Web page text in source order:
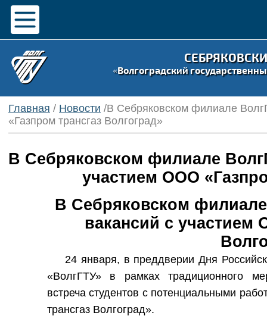
«Волгоградский
Главная / Новости /В Себряковском филиале
«Газпром трансгаз Волгоград»
В Себряковском филиале
участием ООО
В Себряковском
вакансий с участием
24 января, в преддверии Дня
«ВолгГТУ» в рамках традиционного
встреча студентов с потенциальными
трансгаз Волгоград».